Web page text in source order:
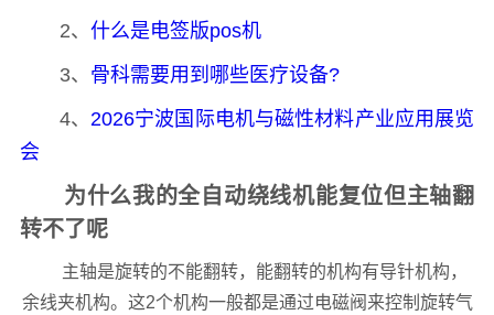
2、 什么是电签版pos机
3、 骨科需要用到哪些医疗设备?
4、2026宁波国际电机与磁性材料产业应用展览
会
为什么我的全自动绕线机能复位但主轴翻
转不了呢
主轴是旋转的不能翻转，能翻转的机构有导针机构，
余线夹机构。这2个机构一般都是通过电磁阀来控制旋转气